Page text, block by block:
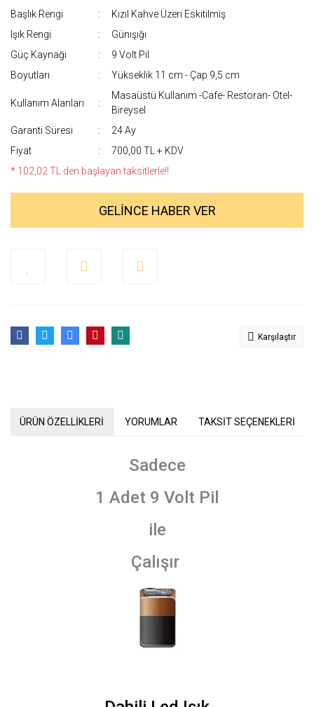
Başlık Rengi
Kızıl Kahve Üzeri Eskitilmiş
Işık Rengi
Günışığı
Güç Kaynağı
9 Volt Pil
Boyutları
Yükseklik 11 cm - Çap 9,5 cm
Kullanım Alanları
Masaüstü Kullanım -Cafe- Restoran- Otel-
Bireysel
Garanti Süresi
24 Ay
Fiyat
700,00 TL + KDV
* 102,02 TL den başlayan taksitlerle!!
GELİNCE HABER VER
Karşılaştır
ÜRÜN ÖZELLİKLERİ YORUMLAR TAKSİT SEÇENEKLERİ
Sadece
1 Adet 9 Volt Pil
ile
Çalışır